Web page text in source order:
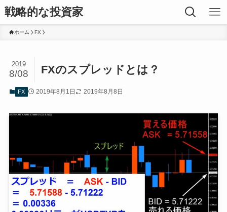
戦略的な投資家
ホーム FX
FXのスプレッドとは？
2019
8/08
FX 2019年8月1日 2019年8月8日